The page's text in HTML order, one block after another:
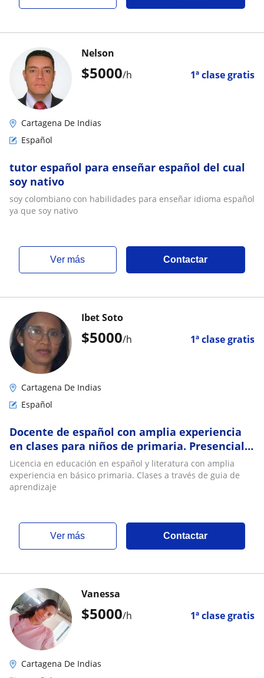
$5000/h 1ª clase gratis
Nelson
Cartagena De Indias
Español
tutor español para enseñar español del cual
soy nativo
soy colombiano con habilidades para enseñar idioma español
ya que soy nativo
ver más Contactar
$5000/h 1ª clase gratis
Ibet Soto
Cartagena De Indias
Español
Docente de español con amplia experiencia
en clases para niños de primaria. Presencial y
Virtual
Licencia en educación en español y literatura con amplia
experiencia en básico primaria. Clases a través de guia de
aprendizaje
ver más Contactar
$5000/h 1ª clase gratis
Vanessa
Cartagena De Indias